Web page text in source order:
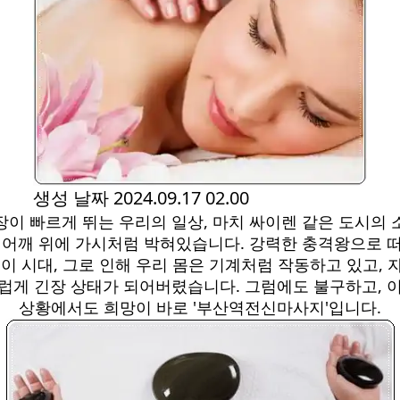
생성 날짜 2024.09.17 02.00
이 빠르게 뛰는 우리의 일상, 마치 싸이렌 같은 도시의
깨 위에 가시처럼 박혀있습니다. 강력한 충격왕으로
시대, 그로 인해 우리 몸은 기계처럼 작동하고 있고,
게 긴장 상태가 되어버렸습니다. 그럼에도 불구하고,
상황에서도 희망이 바로 '부산역전신마사지'입니다.